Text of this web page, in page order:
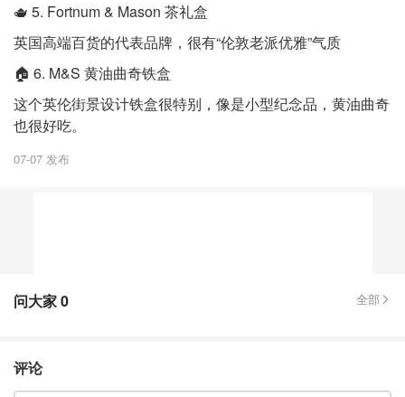
🫖 5. Fortnum & Mason 茶礼盒
英国高端百货的代表品牌，很有“伦敦老派优雅”气质
🏠 6. M&S 黄油曲奇铁盒
这个英伦街景设计铁盒很特别，像是小型纪念品，黄油曲奇
也很好吃。
07-07 发布
问大家0 全部
评论